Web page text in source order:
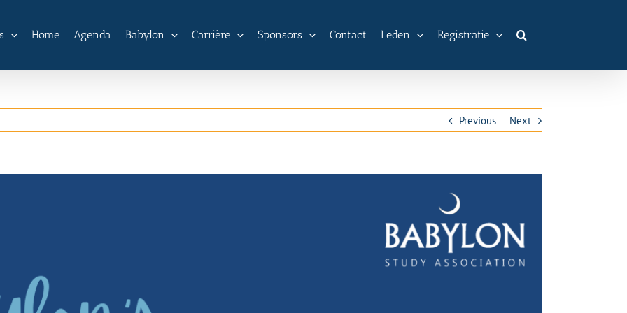
Home Agenda Babylon Carrière Sponsors Contact Leden Registratie
Previous Next